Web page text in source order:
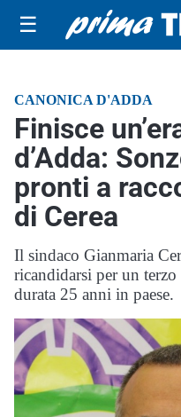
☰
CANONICA D'ADDA
Finisce
d’Adda:
pronti a
di Cerea
Il sindaco Gianmaria
ricandidarsi per un
durata 25 anni in paese.